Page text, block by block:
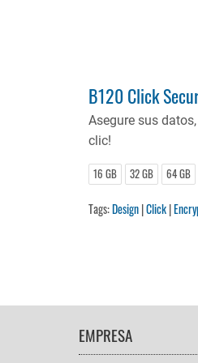
B120 Click
Asegure sus
clic!
16 GB 32 GB 64 GB
Tags:Design|Click|
FOOTER
NAVIGATION
EMPRESA